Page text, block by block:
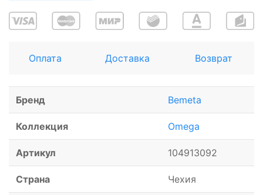
Оплата Доставка Возврат
Бренд Bemeta
Коллекция Omega
Артикул 104913092
Страна Чехия